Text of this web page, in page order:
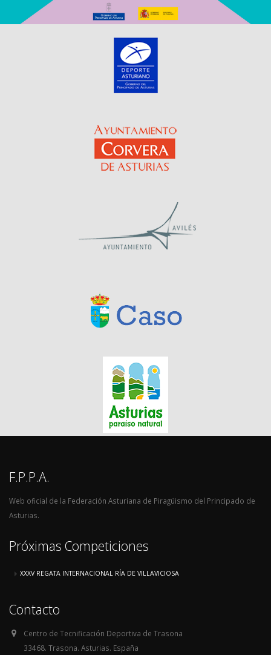
F.P.P.A.
Web oficial de la Federación Asturiana de Piragüismo del Principado de
Asturias.
Próximas Competiciones
XXXV REGATA INTERNACIONAL RÍA DE VILLAVICIOSA
Contacto
Centro de Tecnificación Deportiva de Trasona
33468. Trasona. Asturias. España